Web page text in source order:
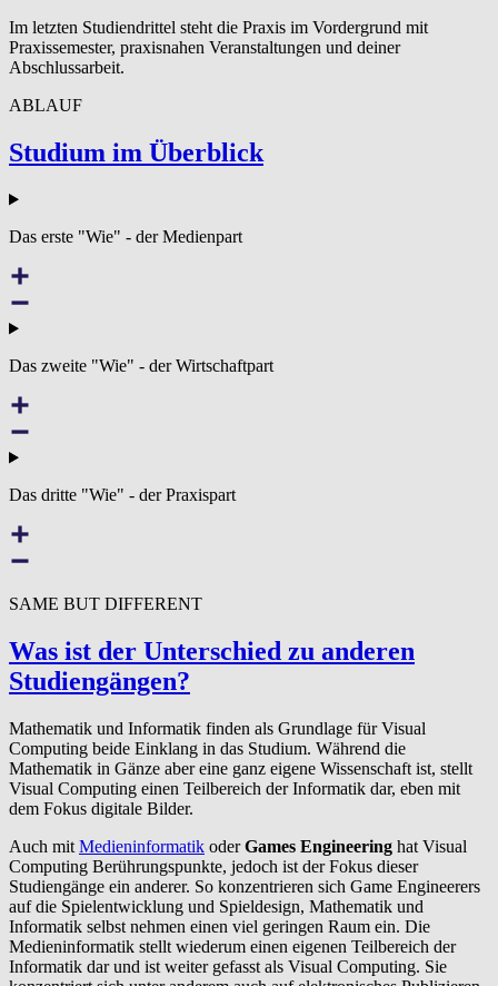
Im letzten Studiendrittel steht die Praxis im Vordergrund mit
Praxissemester, praxisnahen Veranstaltungen und deiner
Abschlussarbeit.
ABLAUF
Studium im Überblick
Das erste "Wie" - der Medienpart
Das zweite "Wie" - der Wirtschaftpart
Das dritte "Wie" - der Praxispart
SAME BUT DIFFERENT
Was ist der Unterschied zu anderen
Studiengängen?
Mathematik und Informatik finden als Grundlage für Visual
Computing beide Einklang in das Studium. Während die
Mathematik in Gänze aber eine ganz eigene Wissenschaft ist, stellt
Visual Computing einen Teilbereich der Informatik dar, eben mit
dem Fokus digitale Bilder.
Auch mit Medieninformatik oderGames Engineering hat Visual
Computing Berührungspunkte, jedoch ist der Fokus dieser
Studiengänge ein anderer. So konzentrieren sich Game Engineerers
auf die Spielentwicklung und Spieldesign, Mathematik und
Informatik selbst nehmen einen viel geringen Raum ein. Die
Medieninformatik stellt wiederum einen eigenen Teilbereich der
Informatik dar und ist weiter gefasst als Visual Computing. Sie